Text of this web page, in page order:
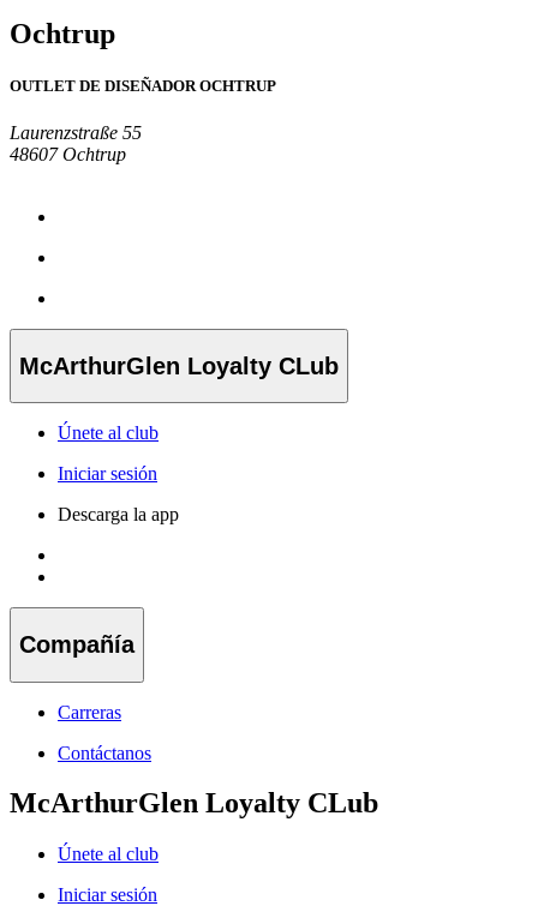
Ochtrup
OUTLET DE DISEÑADOR OCHTRUP
Laurenzstraße 55
48607 Ochtrup
McArthurGlen Loyalty CLub
Únete al club
Iniciar sesión
Descarga la app
Compañía
Carreras
Contáctanos
McArthurGlen Loyalty CLub
Únete al club
Iniciar sesión